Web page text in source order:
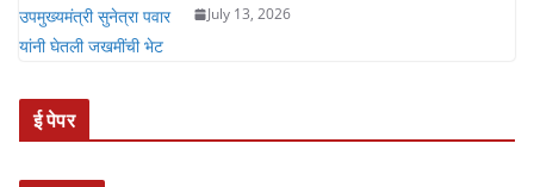
July 13, 2026
ई पेपर